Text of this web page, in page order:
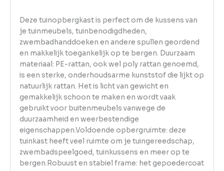
Deze tuinopbergkast is perfect om de kussens van
je tuinmeubels, tuinbenodigdheden,
zwembadhanddoeken en andere spullen geordend
en makkelijk toegankelijk op te bergen. Duurzaam
materiaal: PE-rattan, ook wel poly rattan genoemd,
is een sterke, onderhoudsarme kunststof die lijkt op
natuurlijk rattan. Het is licht van gewicht en
gemakkelijk schoon te maken en wordt vaak
gebruikt voor buitenmeubels vanwege de
duurzaamheid en weerbestendige
eigenschappen.Voldoende opbergruimte: deze
tuinkast heeft veel ruimte om je tuingereedschap,
zwembadspeelgoed, tuinkussens en meer op te
bergen.Robuust en stabiel frame: het gepoedercoat